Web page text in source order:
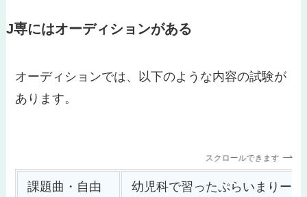
J専にはオーディションがある
オーディションでは、以下のような内容の試験が
あります。
スクロールできます
課題曲・自由
幼児科で習ったぷらいまりー